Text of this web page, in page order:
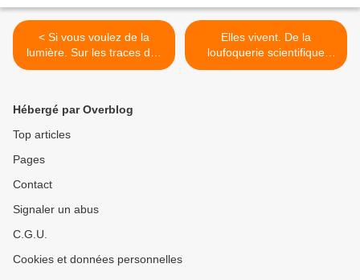
< Si vous voulez de la
lumière. Sur les traces des
Faust de Goethe.
Elles vivent. De la
loufoquerie scientifique
comme un des beaux-arts.
Hébergé par Overblog
Top articles
Pages
Contact
Signaler un abus
C.G.U.
Cookies et données personnelles